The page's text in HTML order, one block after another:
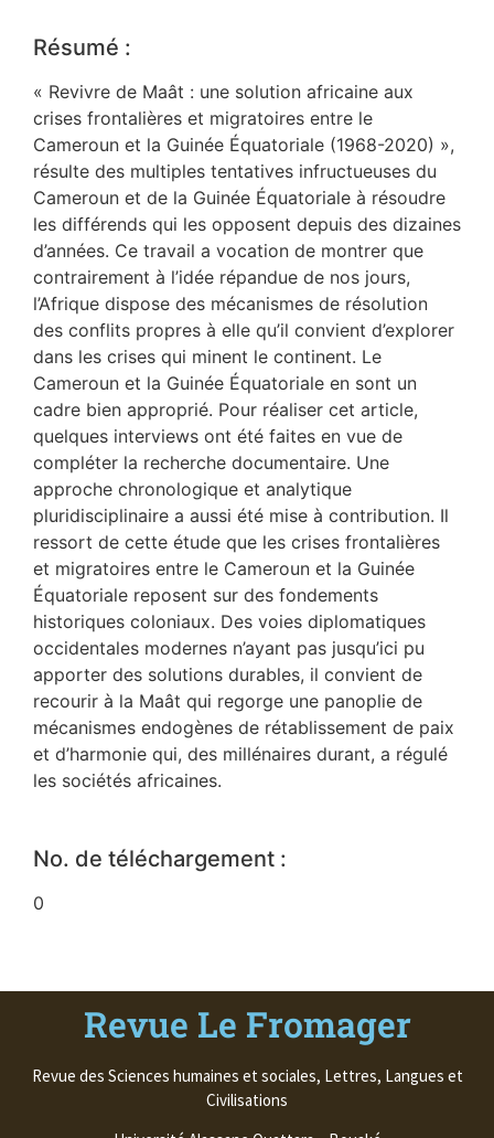
Résumé :
« Revivre de Maât : une solution africaine aux
crises frontalières et migratoires entre le
Cameroun et la Guinée Équatoriale (1968-2020) »,
résulte des multiples tentatives infructueuses du
Cameroun et de la Guinée Équatoriale à résoudre
les différends qui les opposent depuis des dizaines
d’années. Ce travail a vocation de montrer que
contrairement à l’idée répandue de nos jours,
l’Afrique dispose des mécanismes de résolution
des conflits propres à elle qu’il convient d’explorer
dans les crises qui minent le continent. Le
Cameroun et la Guinée Équatoriale en sont un
cadre bien approprié. Pour réaliser cet article,
quelques interviews ont été faites en vue de
compléter la recherche documentaire. Une
approche chronologique et analytique
pluridisciplinaire a aussi été mise à contribution. Il
ressort de cette étude que les crises frontalières
et migratoires entre le Cameroun et la Guinée
Équatoriale reposent sur des fondements
historiques coloniaux. Des voies diplomatiques
occidentales modernes n’ayant pas jusqu’ici pu
apporter des solutions durables, il convient de
recourir à la Maât qui regorge une panoplie de
mécanismes endogènes de rétablissement de paix
et d’harmonie qui, des millénaires durant, a régulé
les sociétés africaines.
No. de téléchargement :
0
Revue Le Fromager
Revue des Sciences humaines et sociales, Lettres, Langues et
Civilisations